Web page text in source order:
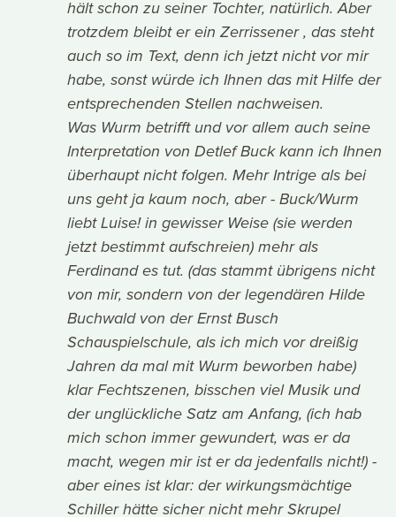
hält schon zu seiner Tochter, natürlich. Aber
trotzdem bleibt er ein Zerrissener , das steht
auch so im Text, denn ich jetzt nicht vor mir
habe, sonst würde ich Ihnen das mit Hilfe der
entsprechenden Stellen nachweisen.
Was Wurm betrifft und vor allem auch seine
Interpretation von Detlef Buck kann ich Ihnen
überhaupt nicht folgen. Mehr Intrige als bei
uns geht ja kaum noch, aber - Buck/Wurm
liebt Luise! in gewisser Weise (sie werden
jetzt bestimmt aufschreien) mehr als
Ferdinand es tut. (das stammt übrigens nicht
von mir, sondern von der legendären Hilde
Buchwald von der Ernst Busch
Schauspielschule, als ich mich vor dreißig
Jahren da mal mit Wurm beworben habe)
klar Fechtszenen, bisschen viel Musik und
der unglückliche Satz am Anfang, (ich hab
mich schon immer gewundert, was er da
macht, wegen mir ist er da jedenfalls nicht!) -
aber eines ist klar: der wirkungsmächtige
Schiller hätte sicher nicht mehr Skrupel